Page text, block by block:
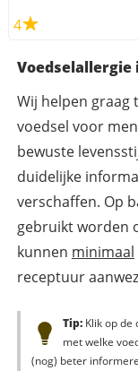
4
Wij helpen graag
voedsel voor
bewuste
duidelijke
verschaffen. Op
gebruikt worden
kunnen minimaal
receptuur
Tip:Klik op de
met welke
(nog) beter